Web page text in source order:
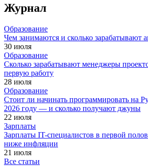
Журнал
Образование
Чем занимаются и сколько зарабатывают
30 июля
Образование
Сколько зарабатывают менеджеры
первую работу
28 июля
Образование
Стоит ли начинать программировать на
2026 году — и сколько получают джуны
22 июля
Зарплаты
Зарплаты IT-специалистов в первой
ниже инфляции
21 июля
Все статьи